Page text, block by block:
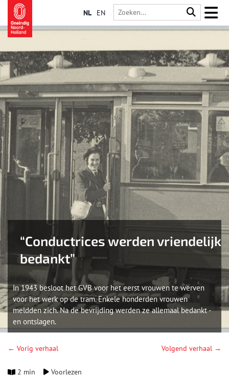
NL EN
“Conductrices werden vriendelijk
bedankt”
In 1943 besloot het GVB voor het eerst vrouwen te werven
voor het werk op de tram. Enkele honderden vrouwen
meldden zich. Na de bevrijding werden ze allemaal bedankt -
en ontslagen.
← Vorig verhaal Volgend verhaal →
2 min Voorlezen